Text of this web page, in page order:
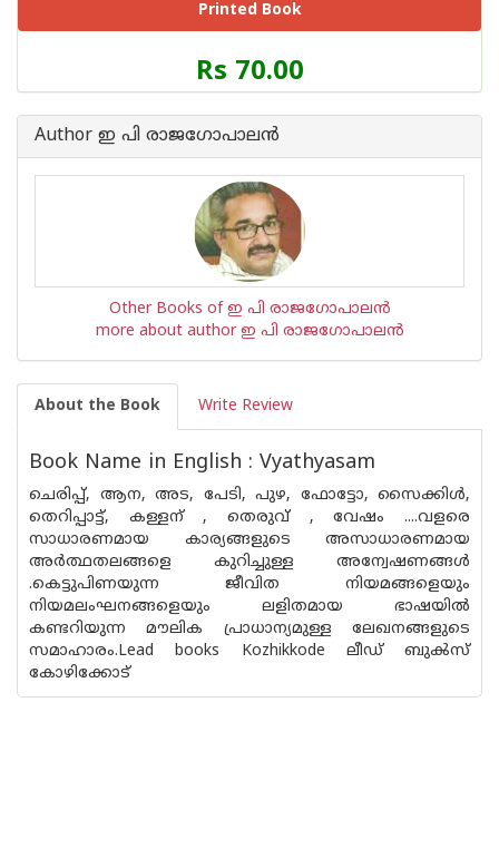
Printed Book
Price
of
Book
Rs 70.00
Author ഇ പി രാജഗോപാലന്‍
Other Books of ഇ പി രാജഗോപാലന്‍
more about author ഇ പി രാജഗോപാലന്‍
About the Book Write Review
Book Name in English : Vyathyasam
ചെരിപ്പ്, ആന, അട, പേടി, പുഴ, ഫോട്ടോ, സൈക്കിള്‍,
തെറിപ്പാട്ട്, കള്ളന് , തെരുവ് , വേഷം ....വളരെ
സാധാരണമായ കാര്യങ്ങളുടെ അസാധാരണമായ
അര്‍ത്ഥതലങ്ങളെ കുറിച്ചുള്ള അന്വേഷണങ്ങള്‍
.കെട്ടുപിണയുന്ന ജീവിത നിയമങ്ങളെയും
നിയമലംഘനങ്ങളെയും ലളിതമായ ഭാഷയില്‍
കണ്ടറിയുന്ന മൗലിക പ്രാധാന്യമുള്ള ലേഖനങ്ങളുടെ
സമാഹാരം.Lead books Kozhikkode ലീഡ് ബുൿസ്
കോഴിക്കോട്